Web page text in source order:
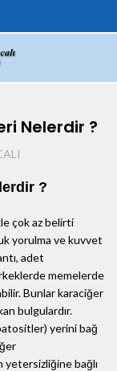
Nelerdir ?
?
çok az belirti
yorulma ve kuvvet
adet
memelerde
Bunlar karaciğer
bulgulardır.
yerini bağ
yetersizliğine bağlı